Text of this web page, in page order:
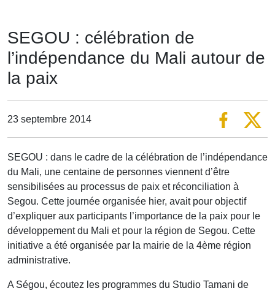
SEGOU : célébration de
l’indépendance du Mali autour de
la paix
23 septembre 2014
SEGOU : dans le cadre de la célébration de l’indépendance
du Mali, une centaine de personnes viennent d’être
sensibilisées au processus de paix et réconciliation à
Segou. Cette journée organisée hier, avait pour objectif
d’expliquer aux participants l’importance de la paix pour le
développement du Mali et pour la région de Segou. Cette
initiative a été organisée par la mairie de la 4ème région
administrative.
A Ségou, écoutez les programmes du Studio Tamani de